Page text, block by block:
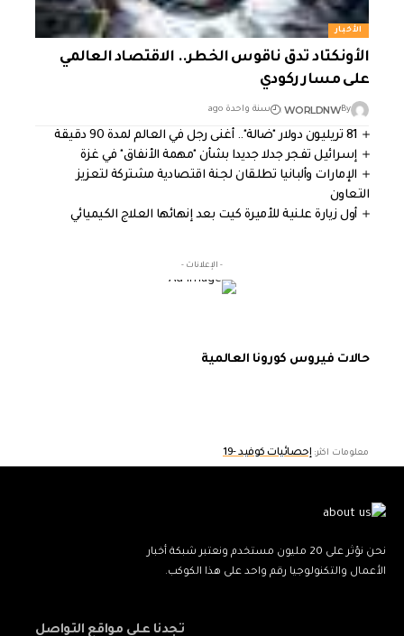
الأخبار
الأونكتاد تدق ناقوس الخطر.. الاقتصاد العالمي
على مسار ركودي
By
WORLDNW سنة واحدة ago
81 تريليون دولار "ضالة".. أغنى رجل في العالم لمدة 90 دقيقة
إسرائيل تفجر جدلا جديدا بشأن "مهمة الأنفاق" في غزة
الإمارات وألبانيا تطلقان لجنة اقتصادية مشتركة لتعزيز
التعاون
أول زيارة علنية للأميرة كيت بعد إنهائها العلاج الكيميائي
- الإعلانات -
حالات فيروس كورونا العالمية
معلومات اكثر: إحصائيات كوفيد -19
نحن نؤثر على 20 مليون مستخدم ونعتبر شبكة أخبار
الأعمال والتكنولوجيا رقم واحد على هذا الكوكب.
تجدنا على مواقع التواصل